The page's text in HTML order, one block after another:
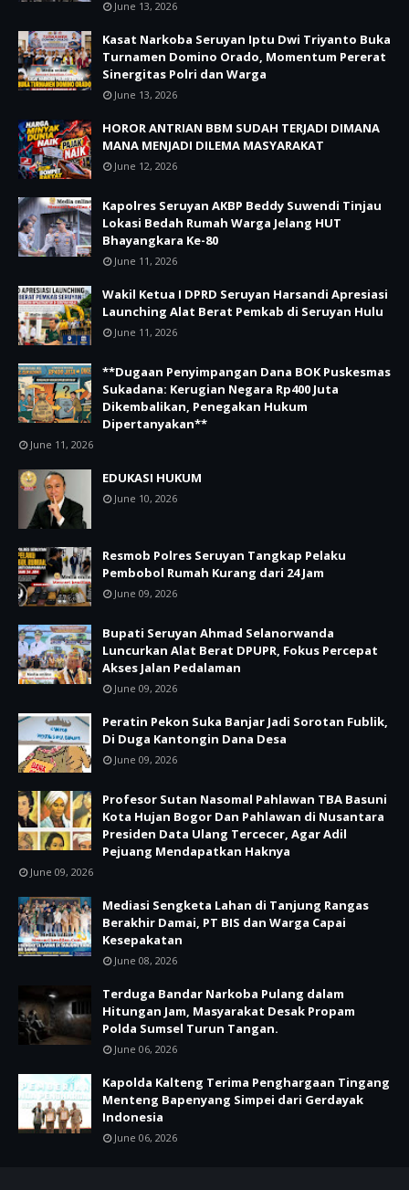
June 13, 2026
Kasat Narkoba Seruyan Iptu Dwi Triyanto Buka
Turnamen Domino Orado, Momentum Pererat
Sinergitas Polri dan Warga
June 13, 2026
HOROR ANTRIAN BBM SUDAH TERJADI DIMANA
MANA MENJADI DILEMA MASYARAKAT
June 12, 2026
Kapolres Seruyan AKBP Beddy Suwendi Tinjau
Lokasi Bedah Rumah Warga Jelang HUT
Bhayangkara Ke-80
June 11, 2026
Wakil Ketua I DPRD Seruyan Harsandi Apresiasi
Launching Alat Berat Pemkab di Seruyan Hulu
June 11, 2026
**Dugaan Penyimpangan Dana BOK Puskesmas
Sukadana: Kerugian Negara Rp400 Juta
Dikembalikan, Penegakan Hukum
Dipertanyakan**
June 11, 2026
EDUKASI HUKUM
June 10, 2026
Resmob Polres Seruyan Tangkap Pelaku
Pembobol Rumah Kurang dari 24 Jam
June 09, 2026
Bupati Seruyan Ahmad Selanorwanda
Luncurkan Alat Berat DPUPR, Fokus Percepat
Akses Jalan Pedalaman
June 09, 2026
Peratin Pekon Suka Banjar Jadi Sorotan Fublik,
Di Duga Kantongin Dana Desa
June 09, 2026
Profesor Sutan Nasomal Pahlawan TBA Basuni
Kota Hujan Bogor Dan Pahlawan di Nusantara
Presiden Data Ulang Tercecer, Agar Adil
Pejuang Mendapatkan Haknya
June 09, 2026
Mediasi Sengketa Lahan di Tanjung Rangas
Berakhir Damai, PT BIS dan Warga Capai
Kesepakatan
June 08, 2026
Terduga Bandar Narkoba Pulang dalam
Hitungan Jam, Masyarakat Desak Propam
Polda Sumsel Turun Tangan.
June 06, 2026
Kapolda Kalteng Terima Penghargaan Tingang
Menteng Bapenyang Simpei dari Gerdayak
Indonesia
June 06, 2026